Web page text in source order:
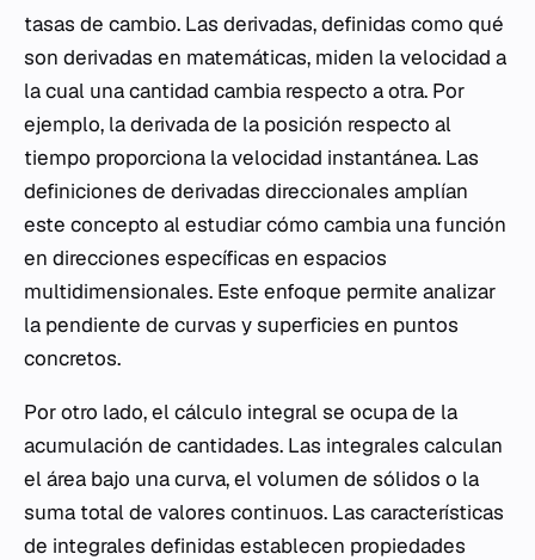
tasas de cambio. Las derivadas, definidas como qué
son derivadas en matemáticas, miden la velocidad a
la cual una cantidad cambia respecto a otra. Por
ejemplo, la derivada de la posición respecto al
tiempo proporciona la velocidad instantánea. Las
definiciones de derivadas direccionales amplían
este concepto al estudiar cómo cambia una función
en direcciones específicas en espacios
multidimensionales. Este enfoque permite analizar
la pendiente de curvas y superficies en puntos
concretos.
Por otro lado, el cálculo integral se ocupa de la
acumulación de cantidades. Las integrales calculan
el área bajo una curva, el volumen de sólidos o la
suma total de valores continuos. Las características
de integrales definidas establecen propiedades